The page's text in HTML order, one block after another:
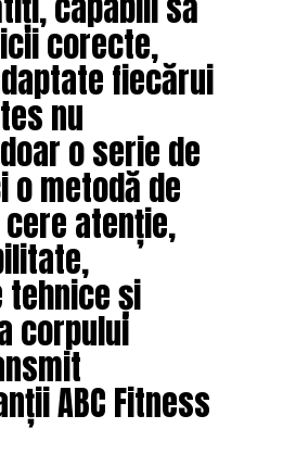
corecte,
fiecărui
nu
o serie de
metodă de
atenție,
și
corpului
ABC Fitness